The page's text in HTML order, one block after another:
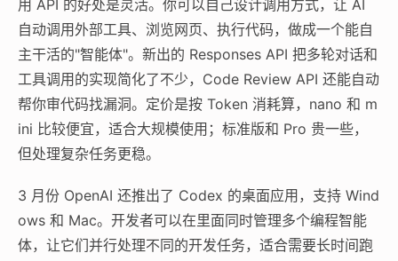
用 API 的好处是灵活。你可以自己设计调用方式，让 AI
自动调用外部工具、浏览网页、执行代码，做成一个能自
主干活的"智能体"。新出的 Responses API 把多轮对话和
工具调用的实现简化了不少，Code Review API 还能自动
帮你审代码找漏洞。定价是按 Token 消耗算，nano 和 m
ini 比较便宜，适合大规模使用；标准版和 Pro 贵一些，
但处理复杂任务更稳。
3 月份 OpenAI 还推出了 Codex 的桌面应用，支持 Wind
ows 和 Mac。开发者可以在里面同时管理多个编程智能
体，让它们并行处理不同的开发任务，适合需要长时间跑